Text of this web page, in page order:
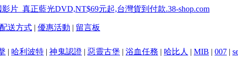
配送方式 | 優惠活動 | 留言板
| 哈利波特 | 神鬼認證 | 惡靈古堡 | 浴血任務 | 哈比人 | MIB | 007 |